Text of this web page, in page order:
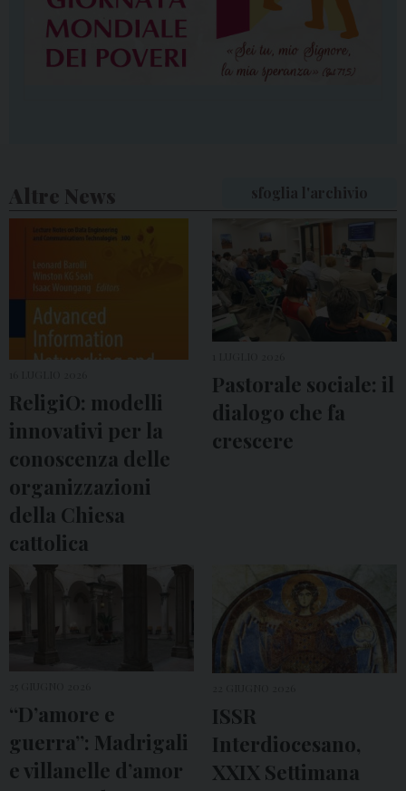
Altre News sfoglia l'archivio
ReligiO: modelli
innovativi per la
conoscenza delle
organizzazioni
della Chiesa
cattolica
Pastorale sociale: il
dialogo che fa
crescere
“D’amore e
guerra”: Madrigali
e villanelle d’amor
ISSR
Interdiocesano,
XXIX Settimana